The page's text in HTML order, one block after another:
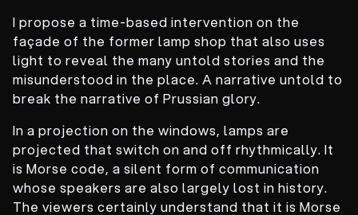
I propose a time-based intervention on the
façade of the former lamp shop that also uses
light to reveal the many untold stories and the
misunderstood in the place. A narrative untold to
break the narrative of Prussian glory.
In a projection on the windows, lamps are
projected that switch on and off rhythmically. It
is Morse code, a silent form of communication
whose speakers are also largely lost in history.
The viewers certainly understand that it is Morse